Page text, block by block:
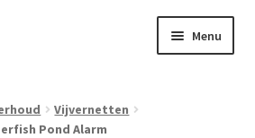
Menu
Vijvernetten
Pond Alarm